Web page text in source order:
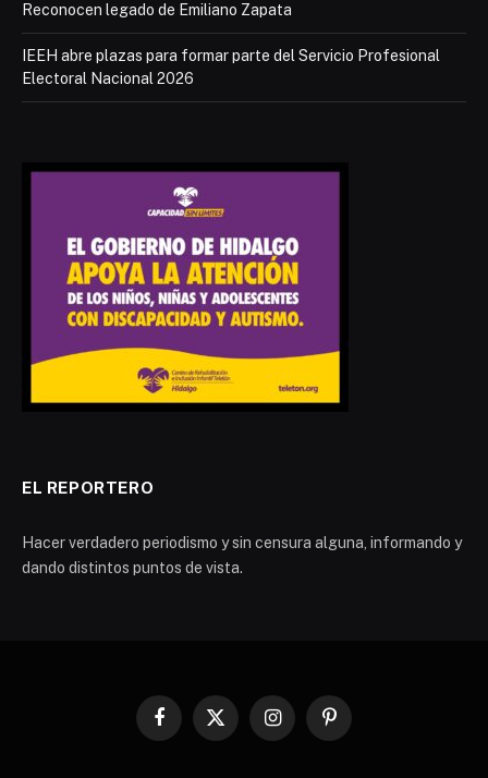
Reconocen legado de Emiliano Zapata
IEEH abre plazas para formar parte del Servicio Profesional
Electoral Nacional 2026
EL REPORTERO
Hacer verdadero periodismo y sin censura alguna, informando y
dando distintos puntos de vista.
Facebook
X
InstagramPinterest